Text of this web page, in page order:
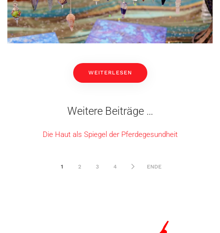
WEITERLESEN
Weitere Beiträge …
Die Haut als Spiegel der Pferdegesundheit
1 2 3 4 ENDE